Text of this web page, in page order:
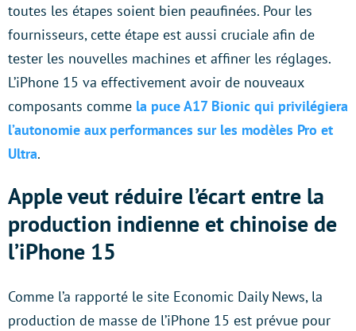
toutes les étapes soient bien peaufinées. Pour les
fournisseurs, cette étape est aussi cruciale afin de
tester les nouvelles machines et affiner les réglages.
L’iPhone 15 va effectivement avoir de nouveaux
composants comme la puce A17 Bionic qui privilégiera
l’autonomie aux performances sur les modèles Pro et
Ultra.
Apple veut réduire l’écart entre la
production indienne et chinoise de
l’iPhone 15
Comme l’a rapporté le site Economic Daily News, la
production de masse de l’iPhone 15 est prévue pour